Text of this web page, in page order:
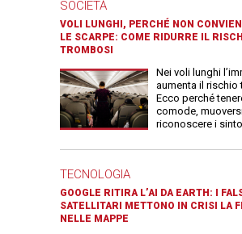
SOCIETÀ
VOLI LUNGHI, PERCHÉ NON
LE SCARPE: COME RIDURRE IL
TROMBOSI
Nei voli lunghi
aumenta il rischio
Ecco perché
comode,
riconoscere i
TECNOLOGIA
GOOGLE RITIRA L’AI DA EARTH: I
SATELLITARI METTONO IN CRISI LA
NELLE MAPPE